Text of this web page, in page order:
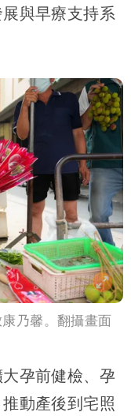
與早療支持系
乃馨。翻攝畫面
孕前健檢、孕
動產後到宅照